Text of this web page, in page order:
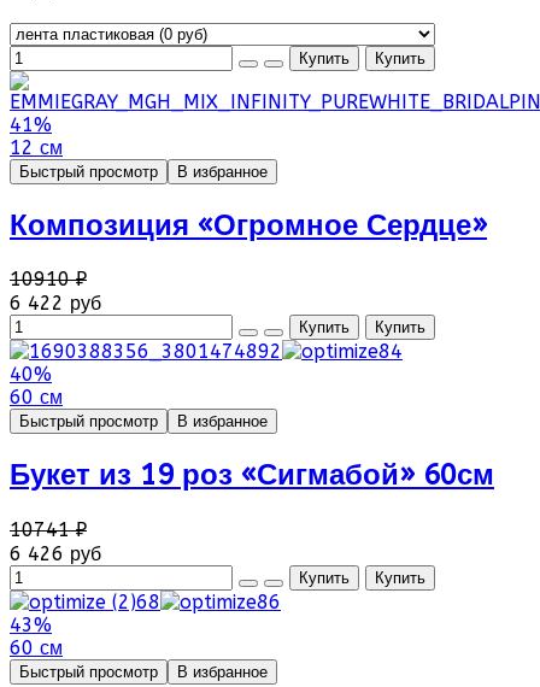
41%
12 см
Быстрый просмотр В избранное
Композиция «Огромное Сердце»
10910 ₽
6 422 руб
40%
60 см
Быстрый просмотр В избранное
Букет из 19 роз «Сигмабой» 60см
10741 ₽
6 426 руб
43%
60 см
Быстрый просмотр В избранное